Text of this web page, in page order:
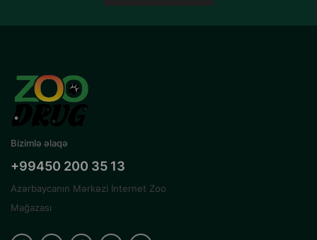
Bizimlə əlaqə
+99450 200 35 13
Azərbaycanın Mərkəzi İnternet Zoo
Mağazası